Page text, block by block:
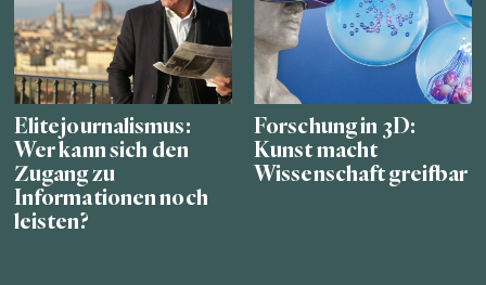
Elitejournalismus:
Wer kann sich den
Zugang zu
Informationen noch
leisten?
Forschung in 3D:
Kunst macht
Wissenschaft greifbar